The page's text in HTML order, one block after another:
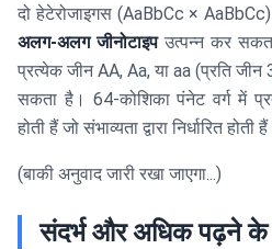
दो हेटेरोजाइगस (AaBbCc ×
अलग-अलग जीनोटाइपउत्पन्न कर
प्रत्येक जीन AA, Aa, या aa (प्रति
सकता है। 64-कोशिका पंनेट वर्ग में
होती हैं जो संभाव्यता द्वारा निर्धारित होती
(बाकी अनुवाद जारी रखा जाएगा...)
संदर्भ और अधिक पढ़ने के